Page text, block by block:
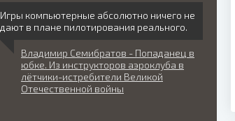
Игры компьютерные абсолютно ничего не
дают в плане пилотирования реального.
Владимир Семибратов - Попаданец в
юбке. Из инструкторов аэроклуба в
лётчики-истребители Великой
Отечественной войны